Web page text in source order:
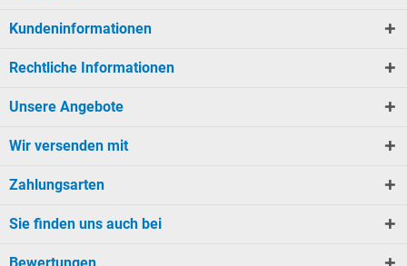
Kundeninformationen
Rechtliche Informationen
Unsere Angebote
Wir versenden mit
Zahlungsarten
Sie finden uns auch bei
Bewertungen